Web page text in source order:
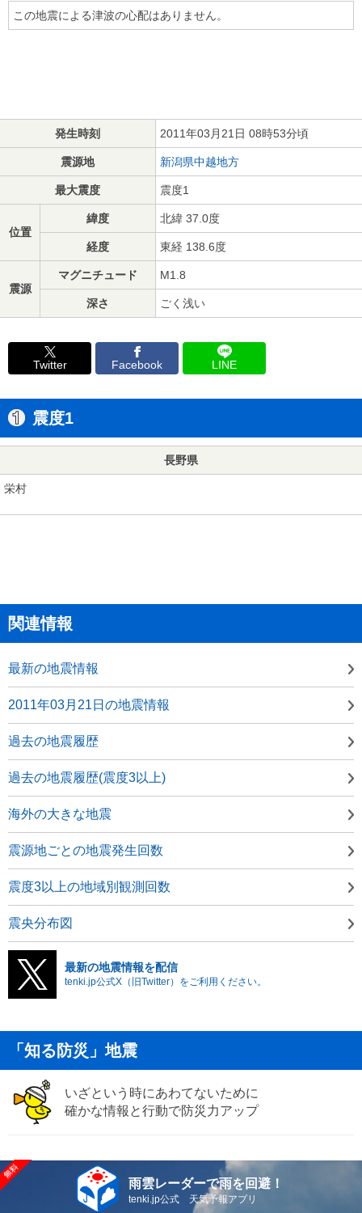
この地震による津波の心配はありません。
発生時刻 2011年03月21日 08時53分頃
震源地 新潟県中越地方
最大震度 震度1
位置
緯度 北緯 37.0度
経度 東経 138.6度
震源
マグニチュード M1.8
深さ ごく浅い
Twitter Facebook LINE
震度1
長野県
栄村
関連情報
最新の地震情報
2011年03月21日の地震情報
過去の地震履歴
過去の地震履歴(震度3以上)
海外の大きな地震
震源地ごとの地震発生回数
震度3以上の地域別観測回数
震央分布図
最新の地震情報を配信
tenki.jp公式X（旧Twitter）をご利用ください。
「知る防災」地震
いざという時にあわてないために
確かな情報と行動で防災力アップ
雨雲レーダーで雨を回避！
tenki.jp公式 天気予報アプリ